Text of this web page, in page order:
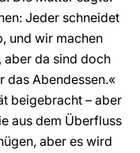
Jeder schneidet
und wir machen
aber da sind doch
das Abendessen.«
beigebracht – aber
aus dem Überfluss
aber es wird